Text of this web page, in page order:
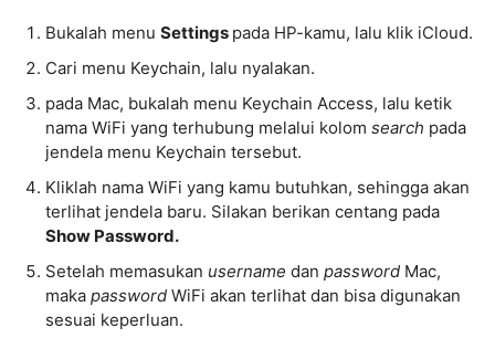
Bukalah menu Settings pada HP-kamu, lalu klik iCloud.
Cari menu Keychain, lalu nyalakan.
pada Mac, bukalah menu Keychain Access, lalu ketik
nama WiFi yang terhubung melalui kolom search pada
jendela menu Keychain tersebut.
Kliklah nama WiFi yang kamu butuhkan, sehingga akan
terlihat jendela baru. Silakan berikan centang pada
Show Password.
Setelah memasukan username dan password Mac,
maka password WiFi akan terlihat dan bisa digunakan
sesuai keperluan.